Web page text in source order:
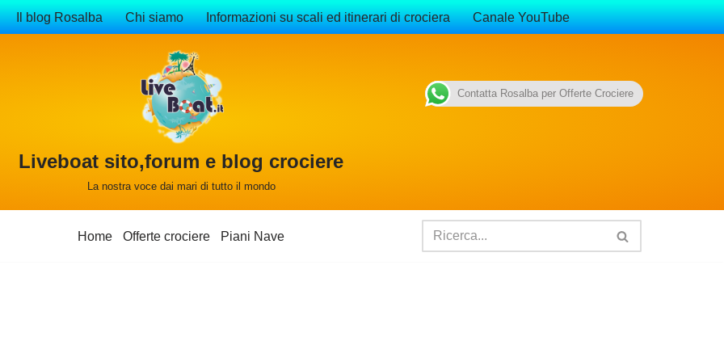
Il blog Rosalba Chi siamo Informazioni su scali ed itinerari di crociera Canale YouTube
Liveboat sito,forum e blog crociere
La nostra voce dai mari di tutto il mondo
Home Offerte crociere Piani Nave
Contatta Rosalba per Offerte Crociere